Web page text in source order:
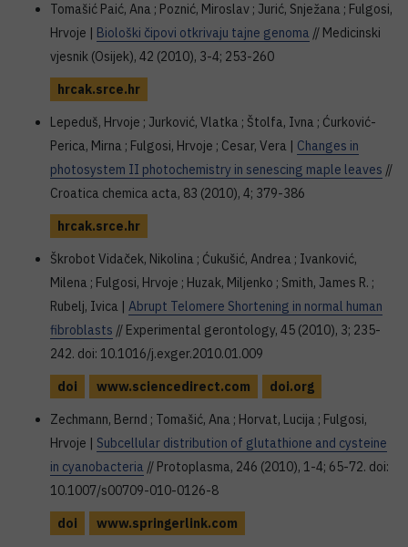
Tomašić Paić, Ana ; Poznić, Miroslav ; Jurić, Snježana ; Fulgosi,
Hrvoje | Biološki čipovi otkrivaju tajne genoma // Medicinski
vjesnik (Osijek), 42 (2010), 3-4; 253-260
hrcak.srce.hr
Lepeduš, Hrvoje ; Jurković, Vlatka ; Štolfa, Ivna ; Ćurković-
Perica, Mirna ; Fulgosi, Hrvoje ; Cesar, Vera | Changes in
photosystem II photochemistry in senescing maple leaves //
Croatica chemica acta, 83 (2010), 4; 379-386
hrcak.srce.hr
Škrobot Vidaček, Nikolina ; Ćukušić, Andrea ; Ivanković,
Milena ; Fulgosi, Hrvoje ; Huzak, Miljenko ; Smith, James R. ;
Rubelj, Ivica | Abrupt Telomere Shortening in normal human
fibroblasts // Experimental gerontology, 45 (2010), 3; 235-
242. doi: 10.1016/j.exger.2010.01.009
doi
www.sciencedirect.com
doi.org
Zechmann, Bernd ; Tomašić, Ana ; Horvat, Lucija ; Fulgosi,
Hrvoje | Subcellular distribution of glutathione and cysteine
in cyanobacteria // Protoplasma, 246 (2010), 1-4; 65-72. doi:
10.1007/s00709-010-0126-8
doi
www.springerlink.com